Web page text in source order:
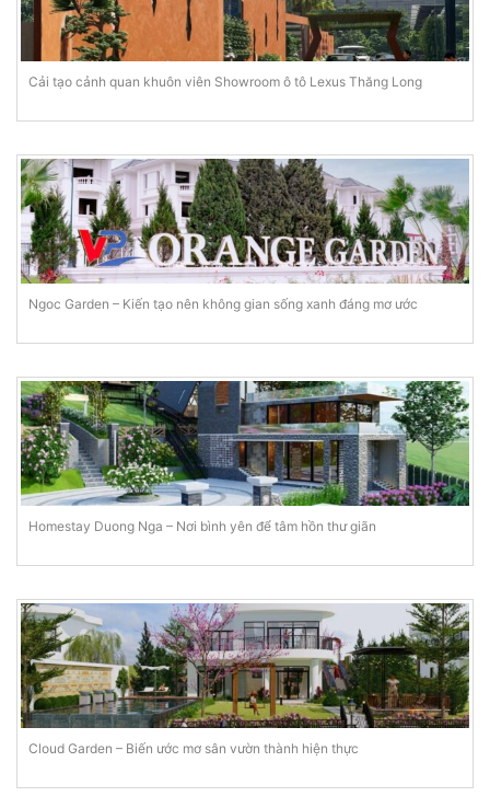
Cải tạo cảnh quan khuôn viên Showroom ô tô Lexus Thăng Long
Ngoc Garden – Kiến tạo nên không gian sống xanh đáng mơ ước
Homestay Duong Nga – Nơi bình yên để tâm hồn thư giãn
Cloud Garden – Biến ước mơ sân vườn thành hiện thực